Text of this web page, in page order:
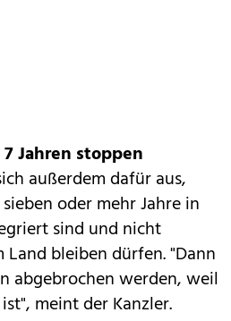
Jahren stoppen
außerdem dafür aus,
oder mehr Jahre in
sind und nicht
bleiben dürfen. "Dann
abgebrochen werden, weil
meint der Kanzler.